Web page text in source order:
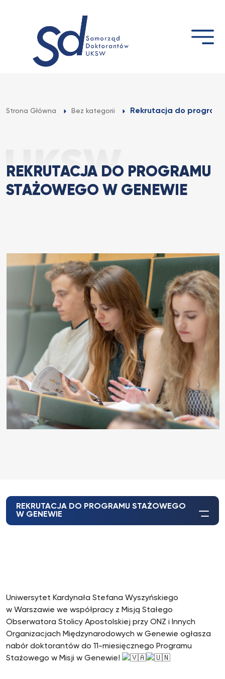
Strona Główna Bez kategorii Rekrutacja do
REKRUTACJA DO PROGRAMU
STAŻOWEGO W GENEWIE
REKRUTACJA DO PROGRAMU STAŻOWEGO
W GENEWIE
Uniwersytet Kardynała Stefana Wyszyńskiego
w Warszawie we współpracy z Misją Stałego
Obserwatora Stolicy Apostolskiej przy ONZ i Innych
Organizacjach Międzynarodowych w Genewie ogłasza
nabór doktorantów do 11-miesięcznego Programu
Stażowego w Misji w Genewie!